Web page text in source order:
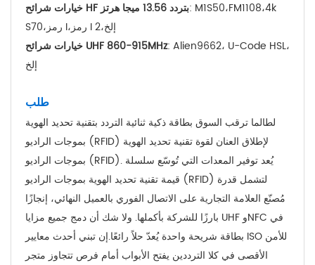
خيارات شرائح HF بتردد 13.56 ميجا هرتز: M1S50،FM1108،4k
S70،رمز I،رمز I 2،إلخ
خيارات شرائح UHF 860-915MHz: Alien9662، U-Code HSL،
إلخ
طلب
لطالما ترقب السوق بطاقة ذكية ثنائية التردد بتقنية تحديد الهوية
بموجات الراديو (RFID) لإطلاق العنان لقوة تقنية تحديد الهوية
بموجات الراديو (RFID). يُعد توفير المعدات التي تُوسّع سلسلة
قيمة تقنية تحديد الهوية بموجات الراديو (RFID) لتشمل قدرة
مُصنّع العلامة التجارية على الاتصال الفوري بالعميل النهائي، إنجازًا
بارزًا للشركة بأكملها. ولا شك أن دمج جميع مزايا UHF وNFC في
بطاقة شريحة واحدة يُعدّ حلاً رائعًا.إن تبني أحدث معايير ISO للأمن
الأقصى في كلا الترددين يفتح الأبواب أمام فرص تتجاوز متجر